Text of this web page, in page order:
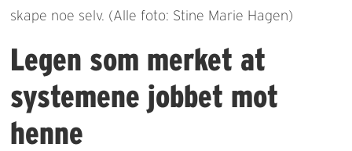
skape noe selv. (Alle foto: Stine Marie Hagen)
Legen som merket at
systemene jobbet mot
henne